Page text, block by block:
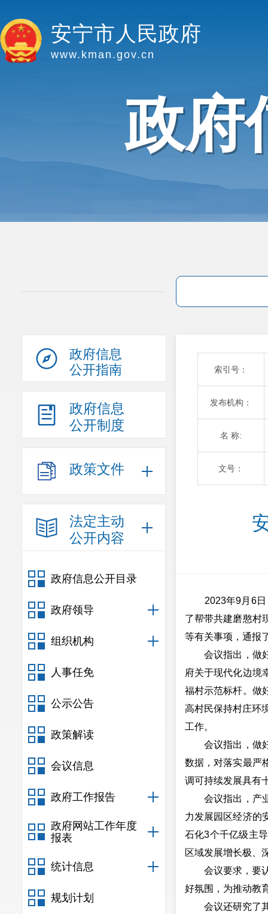
安宁市人民政府
www.kman.gov.cn
政府
政府信息
公开指南
政府信息
公开制度
政策文件
法定主动
公开内容
政府信息公开目录
政府领导
组织机构
人事任免
公示公告
政策解读
会议信息
政府工作报告
政府网站工作年度
报表
统计信息
规划计划
索引号：
发布机构：
名 称:
文号：
2023年9月6日，
了帮带共建磨憨村
等有关事项，通报
会议指出，做好
府关于现代化边境
福村示范标杆。做
高村民保持村庄环
工作。
会议指出，做好
数据，对落实最严
调可持续发展具有
会议指出，产业
力发展园区经济的
石化3个千亿级主
区域发展增长极、
会议要求，要认
好氛围，为推动教
会议还研究了